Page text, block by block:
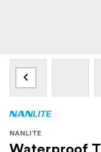
NANLITE